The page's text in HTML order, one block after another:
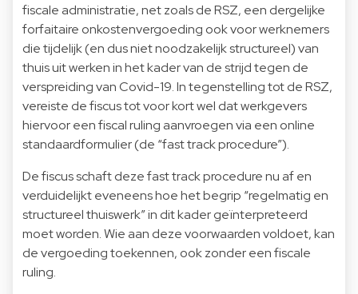
fiscale administratie, net zoals de RSZ, een dergelijke
forfaitaire onkostenvergoeding ook voor werknemers
die tijdelijk (en dus niet noodzakelijk structureel) van
thuis uit werken in het kader van de strijd tegen de
verspreiding van Covid-19. In tegenstelling tot de RSZ,
vereiste de fiscus tot voor kort wel dat werkgevers
hiervoor een fiscal ruling aanvroegen via een online
standaardformulier (de “fast track procedure”).
De fiscus schaft deze fast track procedure nu af en
verduidelijkt eveneens hoe het begrip “regelmatig en
structureel thuiswerk” in dit kader geïnterpreteerd
moet worden. Wie aan deze voorwaarden voldoet, kan
de vergoeding toekennen, ook zonder een fiscale
ruling.